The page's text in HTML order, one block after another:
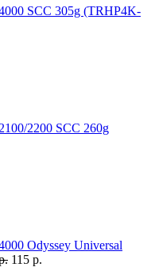
SCC 305g (TRHP4K-
2200 SCC 260g
Odyssey Universal
115 р.